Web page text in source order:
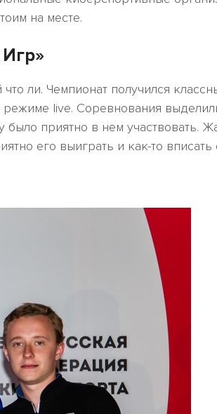
на месте.
ли. Чемпионат получился
режиме live. Соревнования
было приятно в нем участвовать.
его выиграть и как-то вписать